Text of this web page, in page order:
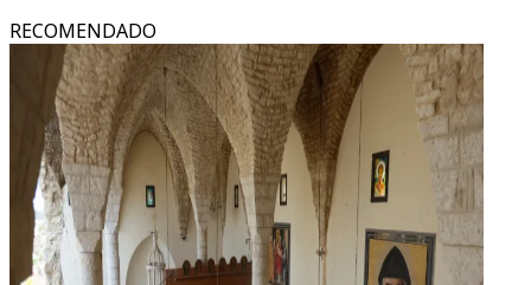
RECOMENDADO